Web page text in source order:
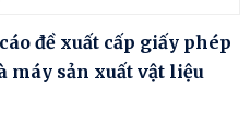
đề xuất cấp giấy phép
máy sản xuất vật liệu